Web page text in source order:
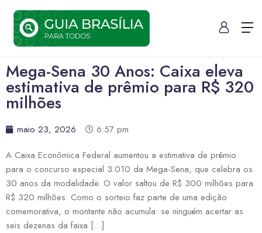
Mega-Sena 30 Anos: Caixa eleva
estimativa de prêmio para R$ 320
milhões
maio 23, 2026
6:57 pm
A Caixa Econômica Federal aumentou a estimativa de prêmio
para o concurso especial 3.010 da Mega-Sena, que celebra os
30 anos da modalidade. O valor saltou de R$ 300 milhões para
R$ 320 milhões. Como o sorteio faz parte de uma edição
comemorativa, o montante não acumula: se ninguém acertar as
seis dezenas da faixa […]